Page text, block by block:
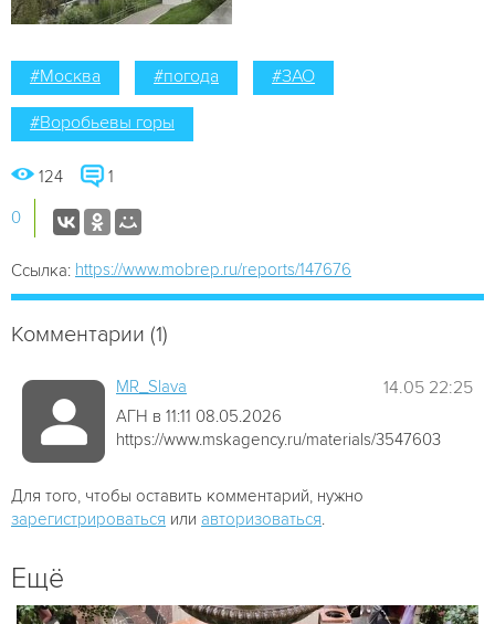
#Москва #погода #ЗАО
#Воробьевы горы
124 1
0
Ссылка: https://www.mobrep.ru/reports/147676
Комментарии (1)
MR_Slava 14.05 22:25
АГН в 11:11 08.05.2026
https://www.mskagency.ru/materials/3547603
Для того, чтобы оставить комментарий, нужно
зарегистрироваться или авторизоваться
Ещё